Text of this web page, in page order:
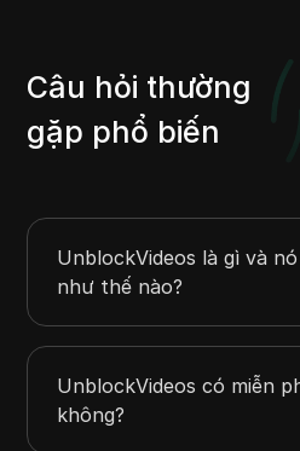
Câu hỏi thường
gặp phổ biến
UnblockVideos là gì và
như thế nào?
UnblockVideos có miễn
không?